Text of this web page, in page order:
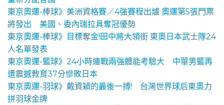
東京奧運-棒球》美洲資格賽／4強賽程出爐 奧運第5張門票
將發出 美國、委內瑞拉具奪冠優勢
東京奧運-棒球》目標奪金!田中將大領銜 東奧日本武士隊24
人名單發表
東京奧運-籃球》24小時連戰兩強體能考驗大 中華男籃再
遭震撼教育37分慘敗日本
東京奧運-羽球》戴資穎的最後一搏! 台灣世界球后東奧力
拼羽球金牌